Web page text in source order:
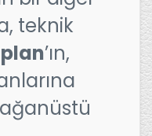
teknik
’ın,